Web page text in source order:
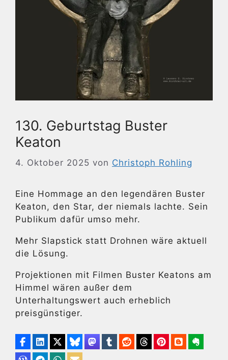
130. Geburtstag Buster
Keaton
4. Oktober 2025 von Christoph Rohling
Eine Hommage an den legendären Buster
Keaton, den Star, der niemals lachte. Sein
Publikum dafür umso mehr.
Mehr Slapstick statt Drohnen wäre aktuell
die Lösung.
Projektionen mit Filmen Buster Keatons am
Himmel wären außer dem
Unterhaltungswert auch erheblich
preisgünstiger.